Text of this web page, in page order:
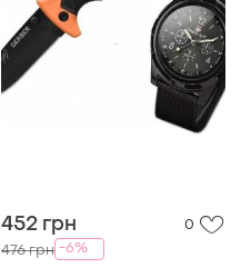
452 грн 0
476 грн -6%